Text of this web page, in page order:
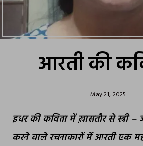
आरती की
May 21, 2025
इधर की कविता में ख़ासतौर से स्त्री –
करने वाले रचनाकारों में आरती एक